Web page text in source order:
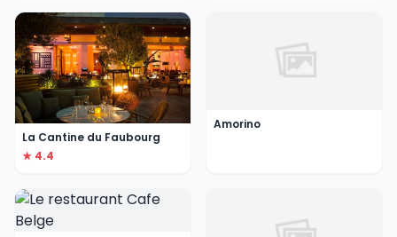
La Cantine du Faubourg
★ 4.4
Amorino